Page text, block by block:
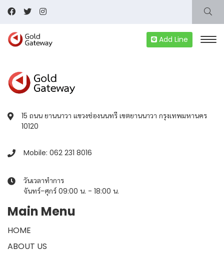
Add Line
15 ถนน ยานนาวา แขวงช่องนนทรี เขตยานนาวา กรุงเทพมหานคร
10120
Mobile: 062 231 8016
วันเวลาทำการ
จันทร์-ศุกร์ 09:00 น. - 18:00 น.
Main Menu
HOME
ABOUT US